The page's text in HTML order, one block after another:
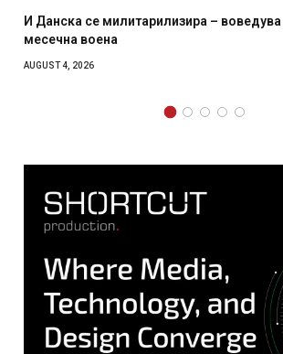
– воведува нова 11-